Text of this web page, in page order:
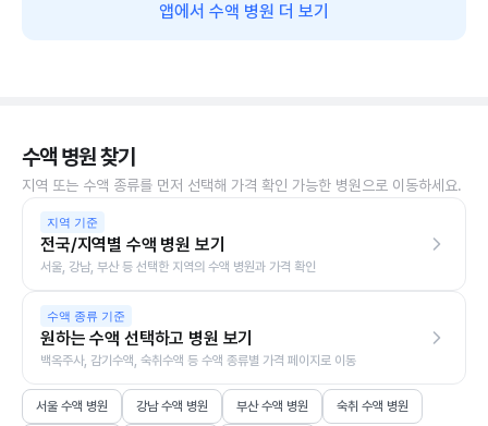
앱에서 수액 병원 더 보기
수액 병원 찾기
지역 또는 수액 종류를 먼저 선택해 가격 확인 가능한 병원으로 이동하세요.
지역 기준
전국/지역별 수액 병원 보기
서울, 강남, 부산 등 선택한 지역의 수액 병원과 가격 확인
수액 종류 기준
원하는 수액 선택하고 병원 보기
백옥주사, 감기수액, 숙취수액 등 수액 종류별 가격 페이지로 이동
서울 수액 병원 강남 수액 병원 부산 수액 병원 숙취 수액 병원